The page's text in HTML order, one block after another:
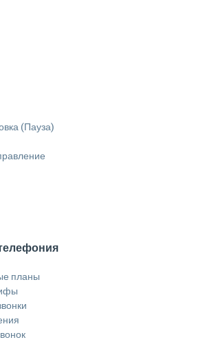
(Пауза)
планы